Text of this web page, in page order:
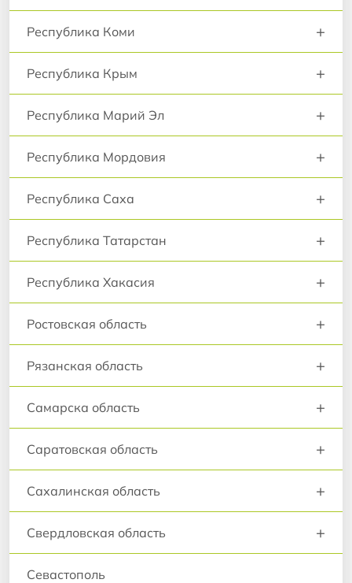
Республика Коми +
Республика Крым +
Республика Марий Эл +
Республика Мордовия +
Республика Саха +
Республика Татарстан +
Республика Хакасия +
Ростовская область +
Рязанская область +
Самарска область +
Саратовская область +
Сахалинская область +
Свердловская область +
Севастополь